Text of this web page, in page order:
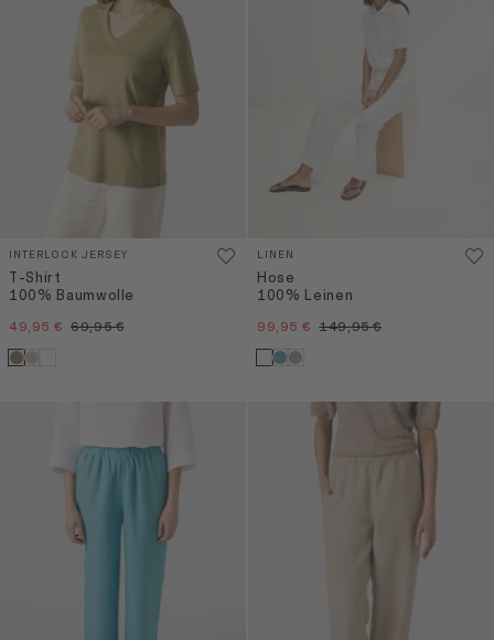
INTERLOCK JERSEY
T-Shirt
100% Baumwolle
49,95 € 69,95 €
LINEN
Hose
100% Leinen
99,95 € 149,95 €